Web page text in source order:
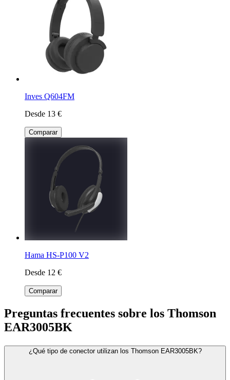
Inves Q604FM
Desde 13 €
Comparar
Hama HS-P100 V2
Desde 12 €
Comparar
Preguntas frecuentes sobre los Thomson
EAR3005BK
¿Qué tipo de conector utilizan los Thomson EAR3005BK?